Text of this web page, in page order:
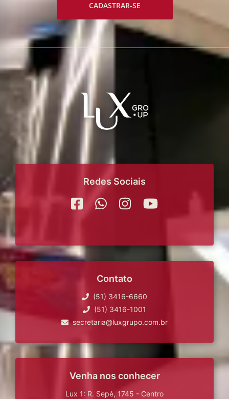
CADASTRAR-SE
Redes Sociais
Contato
(51) 3416-6660
(51) 3416-1001
secretaria@luxgrupo.com.br
Venha nos conhecer
Lux 1: R. Sepé, 1745 - Centro